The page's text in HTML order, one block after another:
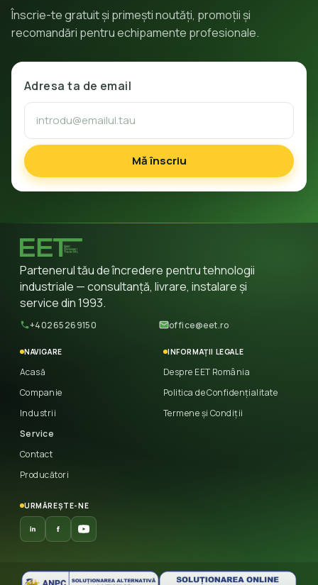
Înscrie-te gratuit și primești noutăți, promoții și
recomandări pentru echipamente profesionale.
Adresa ta de email
Mă înscriu
Partenerul tău de încredere pentru tehnologii
industriale — consultanță, livrare, instalare și
service din 1993.
+40265269150 office@eet.ro
NAVIGARE
Acasă
Companie
Industrii
Service
Contact
Producători
INFORMAȚII LEGALE
Despre EET România
Politica de Confidențialitate
Termene și Condiții
URMĂREȘTE-NE